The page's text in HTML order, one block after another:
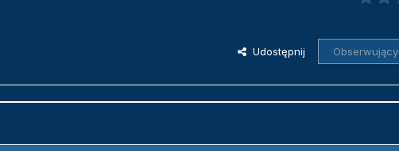
Udostępnij Obserwujący